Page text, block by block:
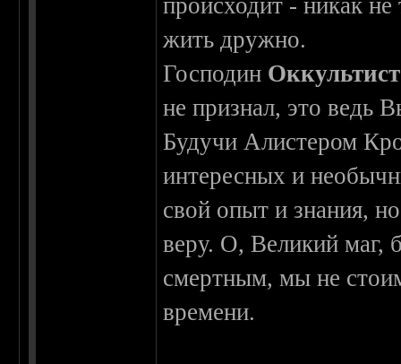
происходит - никак не
жить дружно.
Господин
не признал, это ведь
Будучи Алистером
интересных и
свой опыт и знания,
веру. О, Великий маг,
смертным, мы не
времени.